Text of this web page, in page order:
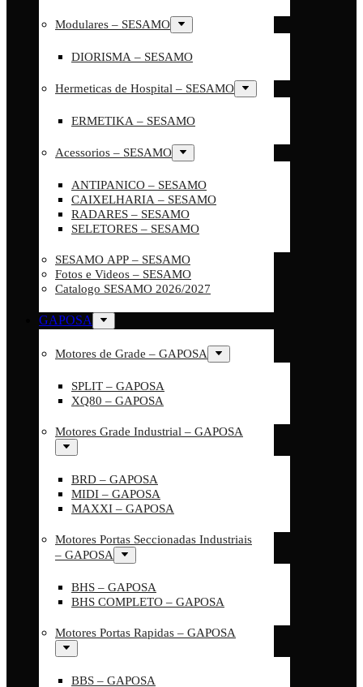
Modulares – SESAMO
DIORISMA – SESAMO
Hermeticas de Hospital – SESAMO
ERMETIKA – SESAMO
Acessorios – SESAMO
ANTIPANICO – SESAMO
CAIXELHARIA – SESAMO
RADARES – SESAMO
SELETORES – SESAMO
SESAMO APP – SESAMO
Fotos e Videos – SESAMO
Catalogo SESAMO 2026/2027
GAPOSA
Motores de Grade – GAPOSA
SPLIT – GAPOSA
XQ80 – GAPOSA
Motores Grade Industrial – GAPOSA
BRD – GAPOSA
MIDI – GAPOSA
MAXXI – GAPOSA
Motores Portas Seccionadas Industriais
– GAPOSA
BHS – GAPOSA
BHS COMPLETO – GAPOSA
Motores Portas Rapidas – GAPOSA
BBS – GAPOSA